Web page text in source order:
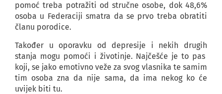
pomoć treba potražiti od stručne osobe, dok 48,6%
osoba u Federaciji smatra da se prvo treba obratiti
članu porodice.
Također u oporavku od depresije i nekih drugih
stanja mogu pomoći i životinje. Najčešće je to pas
koji, se jako emotivno veže za svog vlasnika te samim
tim osoba zna da nije sama, da ima nekog ko će
uvijek biti tu.